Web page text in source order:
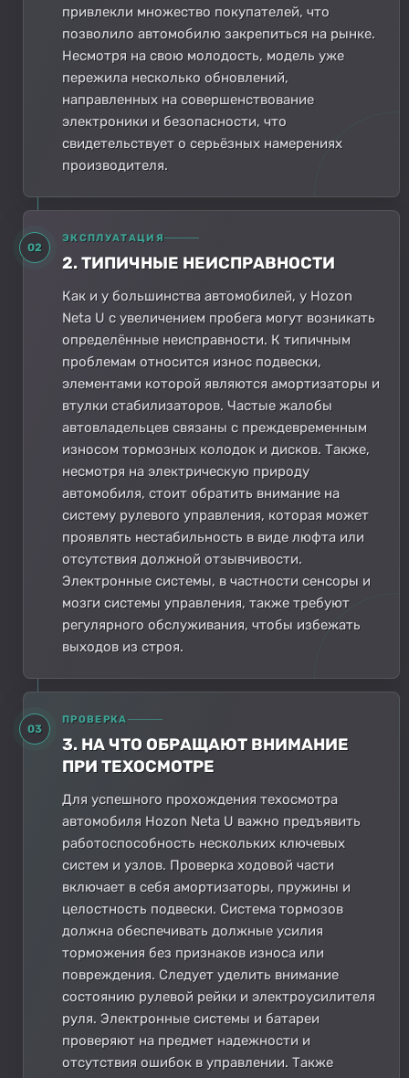
привлекли множество покупателей, что
позволило автомобилю закрепиться на рынке.
Несмотря на свою молодость, модель уже
пережила несколько обновлений,
направленных на совершенствование
электроники и безопасности, что
свидетельствует о серьёзных намерениях
производителя.
02
ЭКСПЛУАТАЦИЯ
2. ТИПИЧНЫЕ НЕИСПРАВНОСТИ
Как и у большинства автомобилей, у Hozon
Neta U с увеличением пробега могут возникать
определённые неисправности. К типичным
проблемам относится износ подвески,
элементами которой являются амортизаторы и
втулки стабилизаторов. Частые жалобы
автовладельцев связаны с преждевременным
износом тормозных колодок и дисков. Также,
несмотря на электрическую природу
автомобиля, стоит обратить внимание на
систему рулевого управления, которая может
проявлять нестабильность в виде люфта или
отсутствия должной отзывчивости.
Электронные системы, в частности сенсоры и
мозги системы управления, также требуют
регулярного обслуживания, чтобы избежать
выходов из строя.
03
ПРОВЕРКА
3. НА ЧТО ОБРАЩАЮТ ВНИМАНИЕ
ПРИ ТЕХОСМОТРЕ
Для успешного прохождения техосмотра
автомобиля Hozon Neta U важно предъявить
работоспособность нескольких ключевых
систем и узлов. Проверка ходовой части
включает в себя амортизаторы, пружины и
целостность подвески. Система тормозов
должна обеспечивать должные усилия
торможения без признаков износа или
повреждения. Следует уделить внимание
состоянию рулевой рейки и электроусилителя
руля. Электронные системы и батареи
проверяют на предмет надежности и
отсутствия ошибок в управлении. Также